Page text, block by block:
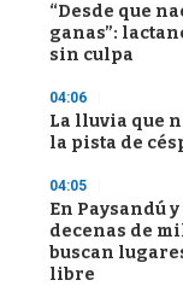
“Desde que
ganas”:
sin culpa
04:06
La lluvia que
la pista de
04:05
En Paysandú
decenas de
buscan
libre